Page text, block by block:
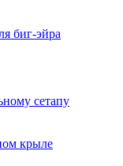
биг-эйра
сетапу
крыле